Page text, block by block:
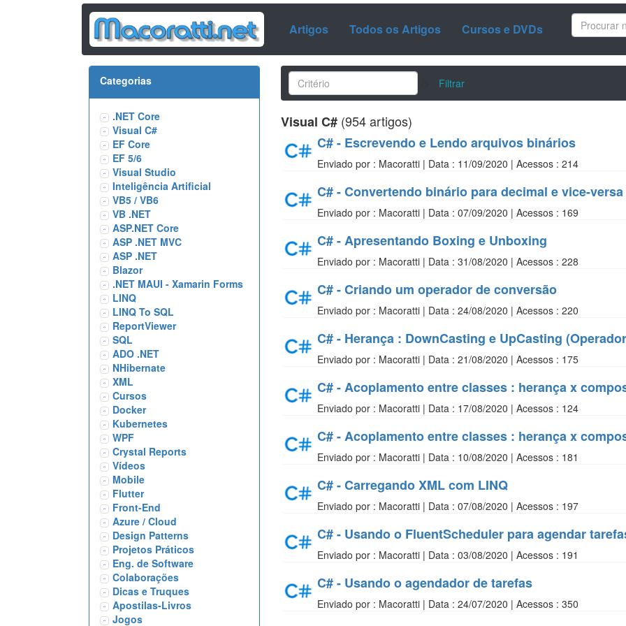
Artigos Todos os Artigos Cursos e DVDs
Categorias
.NET Core
Visual C#
EF Core
EF 5/6
Visual Studio
Inteligência Artificial
VB5 / VB6
VB .NET
ASP.NET Core
ASP .NET MVC
ASP .NET
Blazor
.NET MAUI - Xamarin Forms
LINQ
LINQ To SQL
ReportViewer
SQL
ADO .NET
NHibernate
XML
Cursos
Docker
Kubernetes
WPF
Crystal Reports
Vídeos
Mobile
Flutter
Front-End
Azure / Cloud
Design Patterns
Projetos Práticos
Eng. de Software
Colaborações
Dicas e Truques
Apostilas-Livros
Jogos
Filtrar
Visual C# (954 artigos)
C# - Escrevendo e Lendo arquivos binários
Enviado por : Macoratti | Data : 11/09/2020 | Acessos : 214
C# - Convertendo binário para decimal e vice-versa
Enviado por : Macoratti | Data : 07/09/2020 | Acessos : 169
C# - Apresentando Boxing e Unboxing
Enviado por : Macoratti | Data : 31/08/2020 | Acessos : 228
C# - Criando um operador de conversão
Enviado por : Macoratti | Data : 24/08/2020 | Acessos : 220
C# - Herança : DownCasting e UpCasting
Enviado por : Macoratti | Data : 21/08/2020 | Acessos : 175
C# - Acoplamento entre classes : herança x
Enviado por : Macoratti | Data : 17/08/2020 | Acessos : 124
C# - Acoplamento entre classes : herança x
Enviado por : Macoratti | Data : 10/08/2020 | Acessos : 181
C# - Carregando XML com LINQ
Enviado por : Macoratti | Data : 07/08/2020 | Acessos : 197
C# - Usando o FluentScheduler para agendar
Enviado por : Macoratti | Data : 03/08/2020 | Acessos : 191
C# - Usando o agendador de tarefas
Enviado por : Macoratti | Data : 24/07/2020 | Acessos : 350